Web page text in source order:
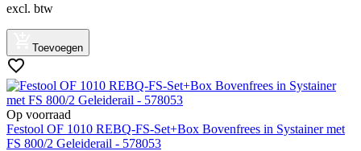
excl. btw
Toevoegen
Op voorraad
Festool OF 1010 REBQ-FS-Set+Box Bovenfrees in Systainer met
FS 800/2 Geleiderail - 578053